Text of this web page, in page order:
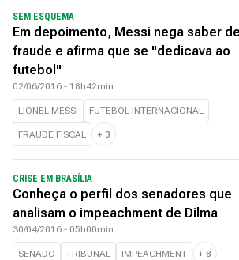
SEM ESQUEMA
Em depoimento, Messi nega saber de
fraude e afirma que se "dedicava ao
futebol"
02/06/2016 - 18h42min
LIONEL MESSI FUTEBOL INTERNACIONAL
FRAUDE FISCAL + 3
CRISE EM BRASÍLIA
Conheça o perfil dos senadores que
analisam o impeachment de Dilma
30/04/2016 - 05h00min
SENADO TRIBUNAL IMPEACHMENT + 8